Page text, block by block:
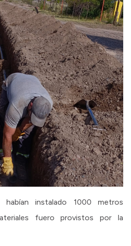
instalado 1000 metros
fuero provistos por la